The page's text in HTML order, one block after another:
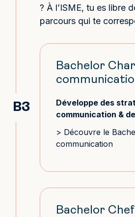
? À l’ISME, tu es libre
parcours qui te
B3
Bachelor
Développe des
communication &
> Découvre le
communication
Bachelor